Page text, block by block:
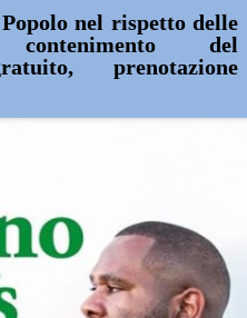
nel rispetto delle
del
prenotazione